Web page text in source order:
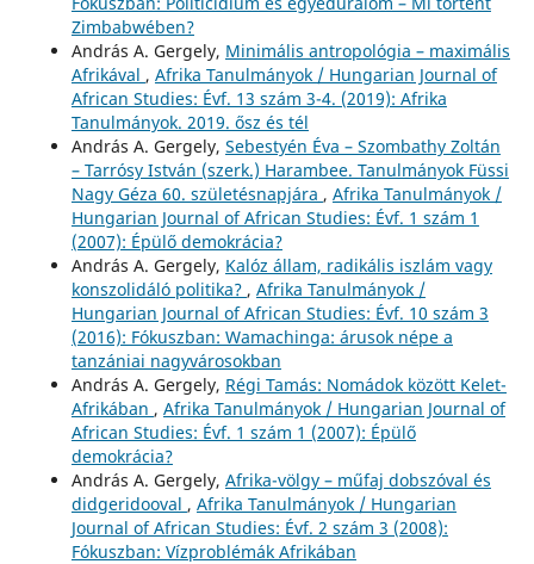
Zimbabwében?
András A. Gergely, Minimális antropológia – maximális
Afrikával , Afrika Tanulmányok / Hungarian Journal of
African Studies: Évf. 13 szám 3-4. (2019): Afrika
Tanulmányok. 2019. ősz és tél
András A. Gergely, Sebestyén Éva – Szombathy Zoltán
– Tarrósy István (szerk.) Harambee. Tanulmányok Füssi
Nagy Géza 60. születésnapjára , Afrika Tanulmányok /
Hungarian Journal of African Studies: Évf. 1 szám 1
(2007): Épülő demokrácia?
András A. Gergely, Kalóz állam, radikális iszlám vagy
konszolidáló politika? , Afrika Tanulmányok /
Hungarian Journal of African Studies: Évf. 10 szám 3
(2016): Fókuszban: Wamachinga: árusok népe a
tanzániai nagyvárosokban
András A. Gergely, Régi Tamás: Nomádok között Kelet-
Afrikában , Afrika Tanulmányok / Hungarian Journal of
African Studies: Évf. 1 szám 1 (2007): Épülő
demokrácia?
András A. Gergely, Afrika-völgy – műfaj dobszóval és
didgeridooval , Afrika Tanulmányok / Hungarian
Journal of African Studies: Évf. 2 szám 3 (2008):
Fókuszban: Vízproblémák Afrikában